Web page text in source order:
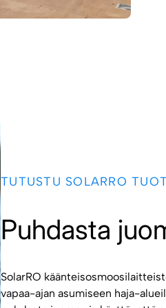
TUTUSTU SOLARRO
Puhdasta
SolarRO
vapaa-ajan asumiseen haja-